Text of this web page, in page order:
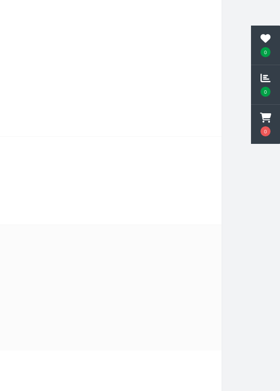
0
0
0